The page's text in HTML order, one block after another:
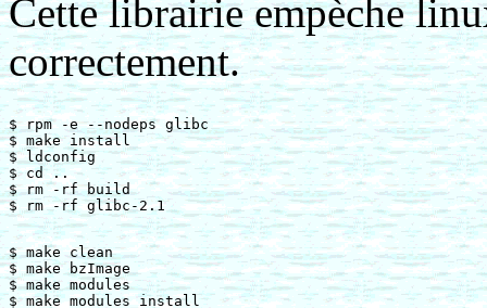
Cette librairie empèche
correctement.
$ rpm -e --nodeps glibc
$ make install
$ ldconfig
$ cd ..
$ rm -rf build
$ make clean
$ make bzImage
$ make modules